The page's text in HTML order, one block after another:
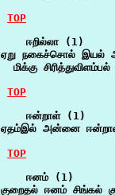
TOP
    ஈறில்லா (1)
ஏறு நகைச்சொல் இயல்
மிக்கு
TOP
    ஈன்றாள் (1)
ஏதம்இல் அன்னை
TOP
    ஈனம் (1)
குறைதல் ஈனம் சிங்கல்